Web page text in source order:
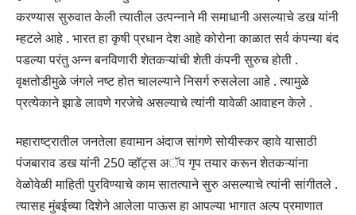
करण्यास सुरुवात केली त्यातील उत्पन्नाने मी समाधानी असल्याचे डख यांनी
म्हटले आहे . भारत हा कृषी प्रधान देश आहे कोरोना काळात सर्व कंपन्या बंद
पडल्या परंतु अन्न बनविणारी शेतकऱ्यांची शेती कंपनी सुरुच होती .
वृक्षतोडीमुळे जंगले नष्ट होत चालल्याने निसर्ग रुसलेला आहे . त्यामुळे
प्रत्येकाने झाडे लावणे गरजेचे असल्याचे त्यांनी यावेळी आवाहन केले .
महाराष्ट्रातील जनतेला हवामान अंदाज सांगणे सोयीस्कर व्हावे यासाठी
पंजबाराव डख यांनी 250 व्हॉट्स अॅप गृप तयार करून शेतकऱ्यांना
वेळोवेळी माहिती पुरविण्याचे काम सातत्याने सुरु असल्याचे त्यांनी सांगीतले .
त्यासह मुंबईच्या दिशेने आलेला पाऊस हा आपल्या भागात अल्प प्रमाणात